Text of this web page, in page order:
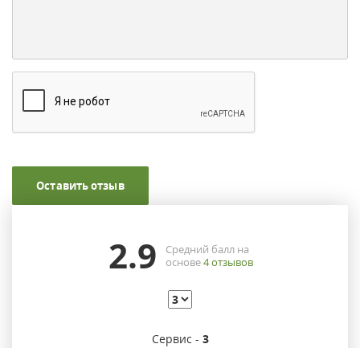
Оставить отзыв
2.9
Средний балл на
основе4отзывов
Сервис - 3